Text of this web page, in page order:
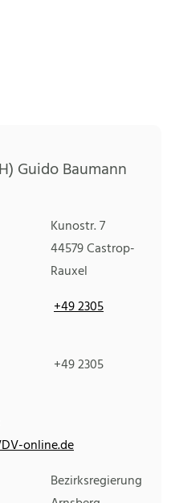
Guido Baumann
Kunostr. 7
44579Castrop-
Rauxel
+49 2305
+49 2305
online.de
Bezirksregierung